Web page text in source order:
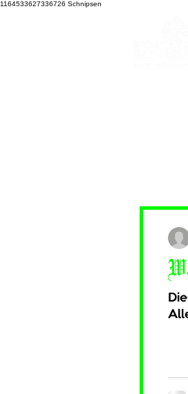
1164533627336726 Schnipsen